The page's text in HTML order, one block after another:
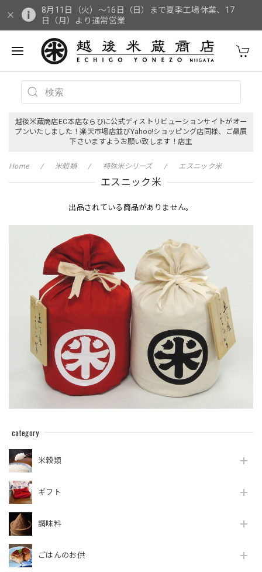
8月11日（火）～16日（日）まで夏季工場休業、17
日（月）より通常営業
越後米蔵商店EC本店ならびに公式ディストリビューションサイトがオー
プンいたしました！楽天市場店並びYahoo!ショッピング店同様、ご贔屓
下さいますようお願い致します！店主
category
米穀類
ギフト
調味料
ごはんのお供
Home 米穀類 特殊米シリーズ エスニック米
エスニック米
出品されている商品がありません。